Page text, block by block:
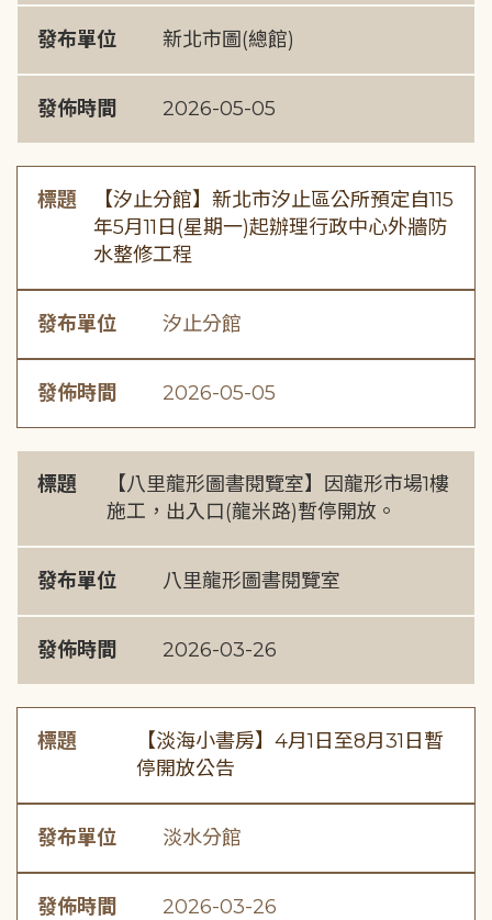
發布單位 新北市圖(總館)
發佈時間 2026-05-05
標題
【汐止分館】新北市汐止區公所預定自115
年5月11日(星期一)起辦理行政中心外牆防
水整修工程
發布單位 汐止分館
發佈時間 2026-05-05
標題
【八里龍形圖書閱覽室】因龍形市場1樓
施工，出入口(龍米路)暫停開放。
發布單位 八里龍形圖書閱覽室
發佈時間 2026-03-26
標題
【淡海小書房】4月1日至8月31日暫
停開放公告
發布單位 淡水分館
發佈時間 2026-03-26